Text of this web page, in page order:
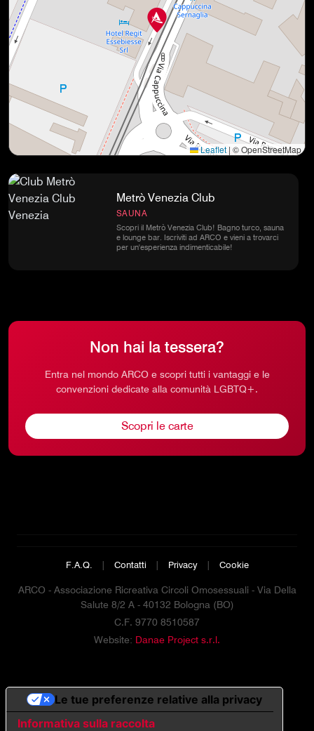
Leaflet| © OpenStreetMap
Metrò Venezia Club
SAUNA
Scopri il Metrò Venezia Club! Bagno turco, sauna
e lounge bar. Iscriviti ad ARCO e vieni a trovarci
per un'esperienza indimenticabile!
Non hai la tessera?
Entra nel mondo ARCO e scopri tutti i vantaggi e le
convenzioni dedicate alla comunità LGBTQ+.
Scopri le carte
F.A.Q. | Contatti | Privacy | Cookie
ARCO - Associazione Ricreativa Circoli Omosessuali - Via Della
Salute 8/2 A - 40132 Bologna (BO)
C.F. 9770 8510587
Website: Danae Project s.r.l.
Informativa sulla raccolta
Le tue preferenze relative alla privacy